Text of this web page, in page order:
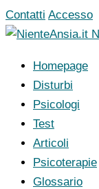
Vai
al
Contatti Accesso
Homepage
Disturbi
Psicologi
Test
Articoli
Psicoterapie
Glossario